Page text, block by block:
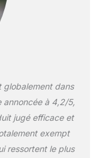
élégant
ou
ni
le
par l'eau et
de
ml fourni
pour
et
votre
Sûr et
arrêt
globalement dans
annoncée à 4,2/5,
jugé efficace et
exempt
ressortent le plus